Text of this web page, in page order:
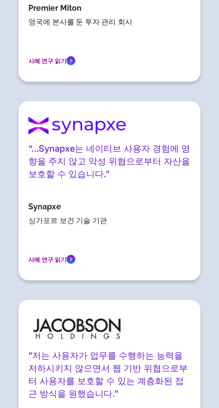
Premier Miton
영국에 본사를 둔 투자 관리 회사
사례 연구 읽기
“…Synapxe는 네이티브 사용자 경험에 영
향을 주지 않고 악성 위협으로부터 자산을
보호할 수 있습니다.”
Synapxe
싱가포르 보건 기술 기관
사례 연구 읽기
“저는 사용자가 업무를 수행하는 능력을
저하시키지 않으면서 웹 기반 위협으로부
터 사용자를 보호할 수 있는 계층화된 접
근 방식을 원했습니다.”